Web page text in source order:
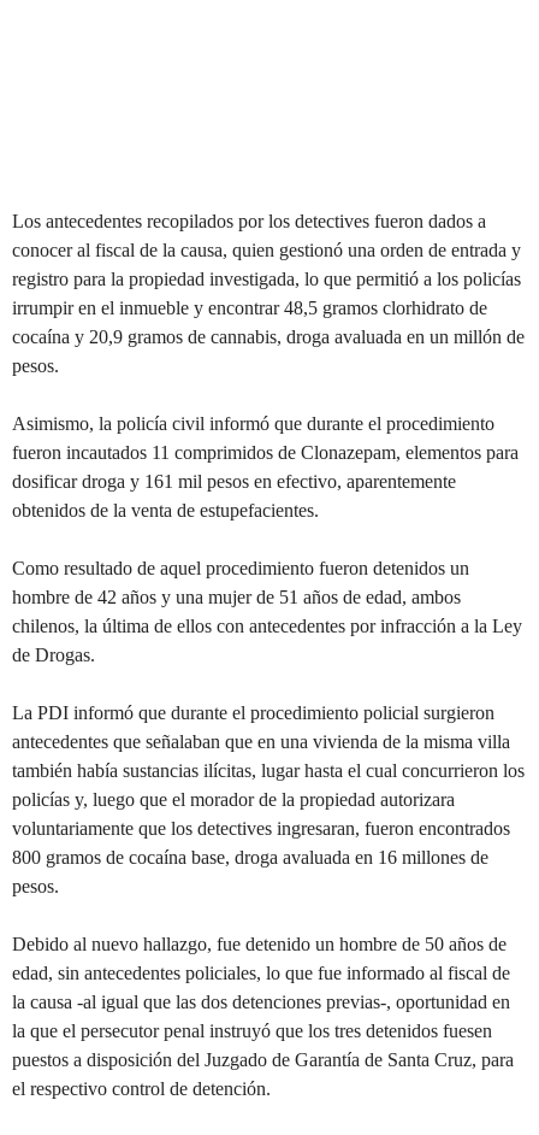
Los antecedentes recopilados por los detectives fueron dados a
conocer al fiscal de la causa, quien gestionó una orden de entrada y
registro para la propiedad investigada, lo que permitió a los policías
irrumpir en el inmueble y encontrar 48,5 gramos clorhidrato de
cocaína y 20,9 gramos de cannabis, droga avaluada en un millón de
pesos.
Asimismo, la policía civil informó que durante el procedimiento
fueron incautados 11 comprimidos de Clonazepam, elementos para
dosificar droga y 161 mil pesos en efectivo, aparentemente
obtenidos de la venta de estupefacientes.
Como resultado de aquel procedimiento fueron detenidos un
hombre de 42 años y una mujer de 51 años de edad, ambos
chilenos, la última de ellos con antecedentes por infracción a la Ley
de Drogas.
La PDI informó que durante el procedimiento policial surgieron
antecedentes que señalaban que en una vivienda de la misma villa
también había sustancias ilícitas, lugar hasta el cual concurrieron los
policías y, luego que el morador de la propiedad autorizara
voluntariamente que los detectives ingresaran, fueron encontrados
800 gramos de cocaína base, droga avaluada en 16 millones de
pesos.
Debido al nuevo hallazgo, fue detenido un hombre de 50 años de
edad, sin antecedentes policiales, lo que fue informado al fiscal de
la causa -al igual que las dos detenciones previas-, oportunidad en
la que el persecutor penal instruyó que los tres detenidos fuesen
puestos a disposición del Juzgado de Garantía de Santa Cruz, para
el respectivo control de detención.